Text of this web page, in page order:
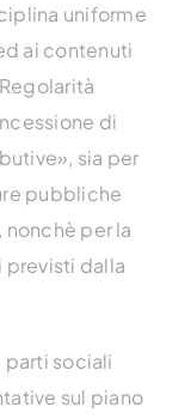
uniforme
ai contenuti
di
sia per
pubbliche
nonchè per la
previsti dalla
sociali
sul piano